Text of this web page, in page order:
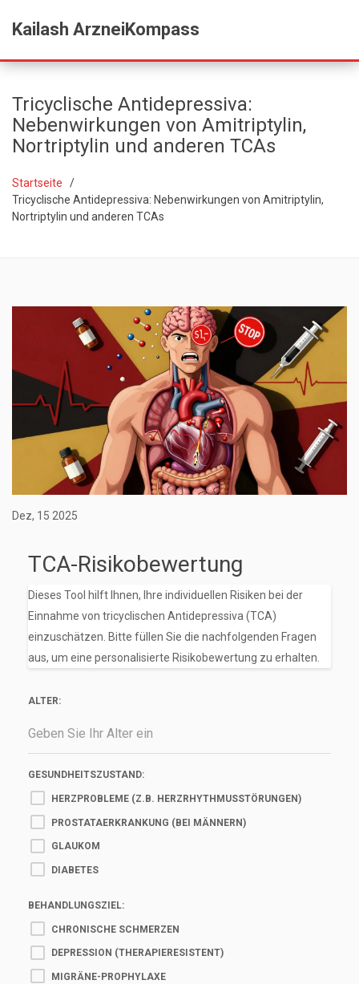
Kailash ArzneiKompass
Tricyclische Antidepressiva:
Nebenwirkungen von Amitriptylin,
Nortriptylin und anderen TCAs
Startseite
Tricyclische Antidepressiva: Nebenwirkungen von Amitriptylin,
Nortriptylin und anderen TCAs
Dez, 15 2025
TCA-Risikobewertung
Dieses Tool hilft Ihnen, Ihre individuellen Risiken bei der
Einnahme von tricyclischen Antidepressiva (TCA)
einzuschätzen. Bitte füllen Sie die nachfolgenden Fragen
aus, um eine personalisierte Risikobewertung zu erhalten.
ALTER:
GESUNDHEITSZUSTAND:
HERZPROBLEME (Z.B. HERZRHYTHMUSSTÖRUNGEN)
PROSTATAERKRANKUNG (BEI MÄNNERN)
GLAUKOM
DIABETES
BEHANDLUNGSZIEL:
CHRONISCHE SCHMERZEN
DEPRESSION (THERAPIERESISTENT)
MIGRÄNE-PROPHYLAXE